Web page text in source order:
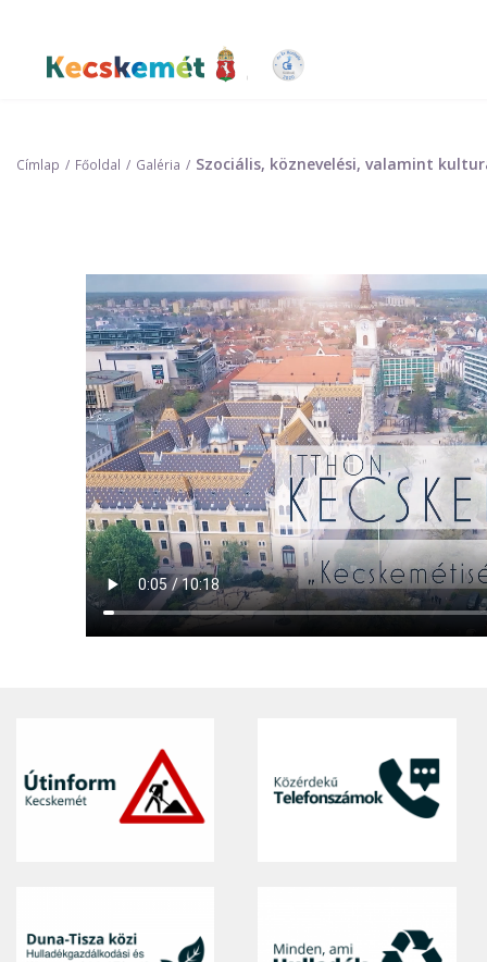
tartalomra
Kecskemét Város Honlapja
Címlap Főoldal Galéria Szociális, köznevelési, valamint